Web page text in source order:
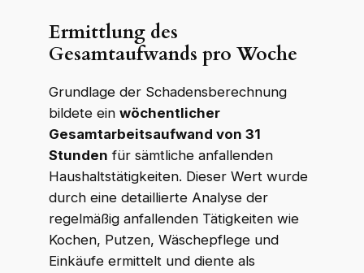
Ermittlung des
Gesamtaufwands pro Woche
Grundlage der Schadensberechnung
bildete ein wöchentlicher
Gesamtarbeitsaufwand von 31
Stunden für sämtliche anfallenden
Haushaltstätigkeiten. Dieser Wert wurde
durch eine detaillierte Analyse der
regelmäßig anfallenden Tätigkeiten wie
Kochen, Putzen, Wäschepflege und
Einkäufe ermittelt und diente als